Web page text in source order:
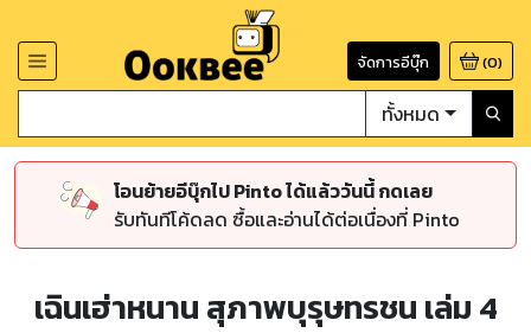
จัดการอีบุ๊ก (0)
ทั้งหมด
โอนย้ายอีบุ๊กไป Pinto ได้แล้ววันนี้ กดเลย
รับทันทีโค้ดลด ซื้อและอ่านได้ต่อเนื่องที่ Pinto
เฉินเฮ่าหนาน สุภาพบุรุษทรชน เล่ม 4